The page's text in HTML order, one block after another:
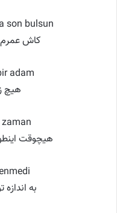
son bulsun
کاش عمرم
adam
هیچ
هیچوقت
به